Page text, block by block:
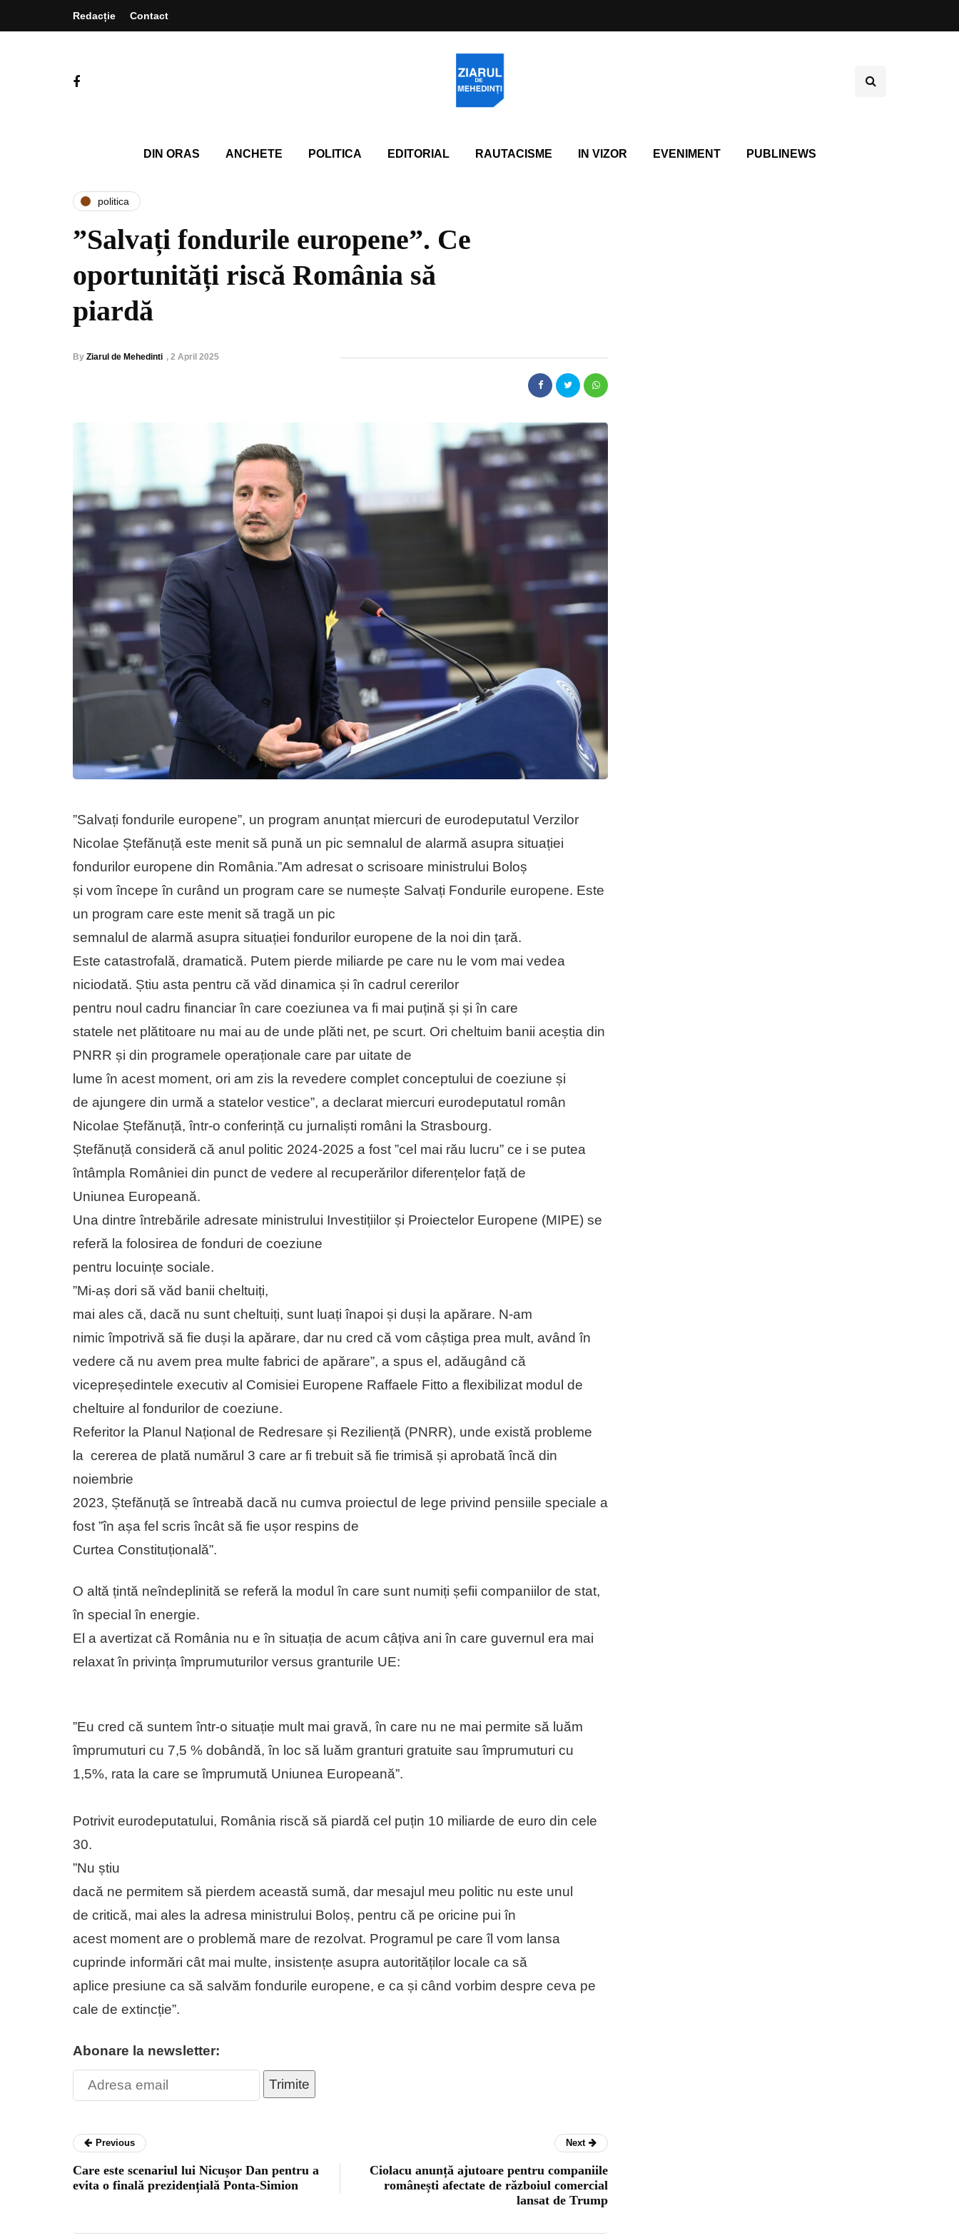
Redacție Contact
DIN ORAS ANCHETE POLITICA EDITORIAL RAUTACISME IN VIZOR EVENIMENT PUBLINEWS
politica
”Salvați fondurile europene”. Ce
oportunități riscă România să
piardă
By Ziarul de Mehedinti , 2 April 2025
”Salvați fondurile europene”, un program anunțat miercuri de eurodeputatul Verzilor
Nicolae Ștefănuță este menit să pună un pic semnalul de alarmă asupra situației
fondurilor europene din România.”Am adresat o scrisoare ministrului Boloș
și vom începe în curând un program care se numește Salvați Fondurile europene. Este
un program care este menit să tragă un pic
semnalul de alarmă asupra situației fondurilor europene de la noi din țară.
Este catastrofală, dramatică. Putem pierde miliarde pe care nu le vom mai vedea
niciodată. Știu asta pentru că văd dinamica și în cadrul cererilor
pentru noul cadru financiar în care coeziunea va fi mai puțină și și în care
statele net plătitoare nu mai au de unde plăti net, pe scurt. Ori cheltuim banii aceștia din
PNRR și din programele operaționale care par uitate de
lume în acest moment, ori am zis la revedere complet conceptului de coeziune și
de ajungere din urmă a statelor vestice”, a declarat miercuri eurodeputatul român
Nicolae Ștefănuță, într-o conferință cu jurnaliști români la Strasbourg.
Ștefănuță consideră că anul politic 2024-2025 a fost ”cel mai rău lucru” ce i se putea
întâmpla României din punct de vedere al recuperărilor diferențelor față de
Uniunea Europeană.
Una dintre întrebările adresate ministrului Investițiilor și Proiectelor Europene (MIPE) se
referă la folosirea de fonduri de coeziune
pentru locuințe sociale.
”Mi-aș dori să văd banii cheltuiți,
mai ales că, dacă nu sunt cheltuiți, sunt luați înapoi și duși la apărare. N-am
nimic împotrivă să fie duși la apărare, dar nu cred că vom câștiga prea mult, având în
vedere că nu avem prea multe fabrici de apărare”, a spus el, adăugând că
vicepreședintele executiv al Comisiei Europene Raffaele Fitto a flexibilizat modul de
cheltuire al fondurilor de coeziune.
Referitor la Planul Național de Redresare și Reziliență (PNRR), unde există probleme
la cererea de plată numărul 3 care ar fi trebuit să fie trimisă și aprobată încă din
noiembrie
2023, Ștefănuță se întreabă dacă nu cumva proiectul de lege privind pensiile speciale a
fost ”în așa fel scris încât să fie ușor respins de
Curtea Constituțională”.
O altă țintă neîndeplinită se referă la modul în care sunt numiți șefii companiilor de stat,
în special în energie.
El a avertizat că România nu e în situația de acum câțiva ani în care guvernul era mai
relaxat în privința împrumuturilor versus granturile UE:
”Eu cred că suntem într-o situație mult mai gravă, în care nu ne mai permite să luăm
împrumuturi cu 7,5 % dobândă, în loc să luăm granturi gratuite sau împrumuturi cu
1,5%, rata la care se împrumută Uniunea Europeană”.
Potrivit eurodeputatului, România riscă să piardă cel puțin 10 miliarde de euro din cele
30.
”Nu știu
dacă ne permitem să pierdem această sumă, dar mesajul meu politic nu este unul
de critică, mai ales la adresa ministrului Boloș, pentru că pe oricine pui în
acest moment are o problemă mare de rezolvat. Programul pe care îl vom lansa
cuprinde informări cât mai multe, insistențe asupra autorităților locale ca să
aplice presiune ca să salvăm fondurile europene, e ca și când vorbim despre ceva pe
cale de extincție”.
Abonare la newsletter:
Trimite
Previous
Care este scenariul lui Nicușor Dan pentru a
evita o finală prezidențială Ponta-Simion
Next
Ciolacu anunță ajutoare pentru companiile
românești afectate de războiul comercial
lansat de Trump